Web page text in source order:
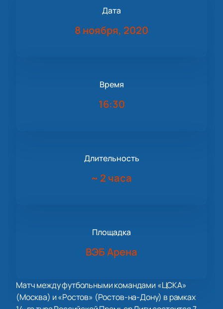
Дата
8 ноября, 2020
Время
16:30
Длительность
~ 2 часа
Площадка
ВЭБ Арена
Матч между футбольными командами «ЦСКА»
(Москва) и «Ростов» (Ростов-на-Дону) в рамках